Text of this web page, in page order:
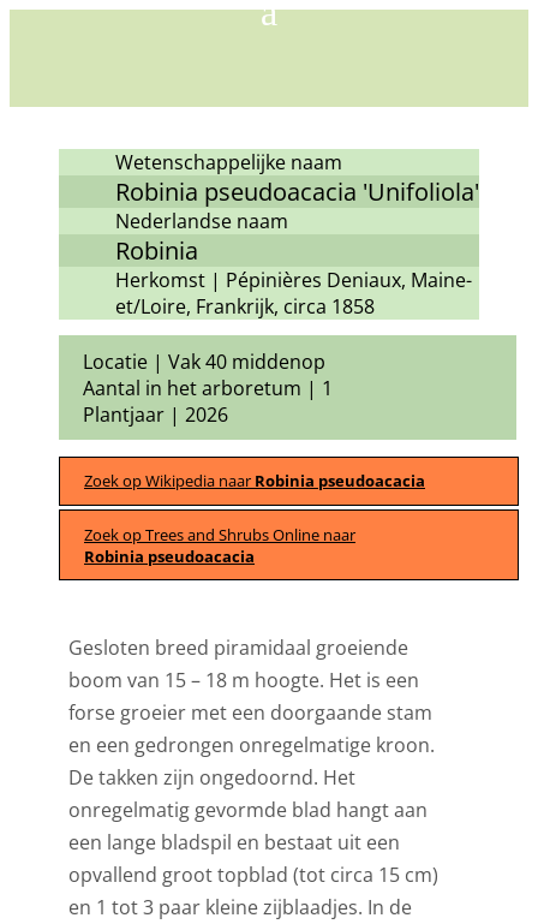
Wetenschappelijke naam
Robinia pseudoacacia 'Unifoliola'
Nederlandse naam
Robinia
Herkomst | Pépinières Deniaux, Maine-
et/Loire, Frankrijk, circa 1858
Locatie | Vak 40 middenop
Aantal in het arboretum | 1
Plantjaar | 2026
Zoek op Wikipedia naar Robinia pseudoacacia
Zoek op Trees and Shrubs Online naar
Robinia pseudoacacia
Gesloten breed piramidaal groeiende
boom van 15 – 18 m hoogte. Het is een
forse groeier met een doorgaande stam
en een gedrongen onregelmatige kroon.
De takken zijn ongedoornd. Het
onregelmatig gevormde blad hangt aan
een lange bladspil en bestaat uit een
opvallend groot topblad (tot circa 15 cm)
en 1 tot 3 paar kleine zijblaadjes. In de